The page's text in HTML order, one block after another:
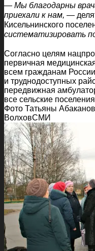
— Мы благодарны
приехали к нам, —
Кисельнинского
систематизировать
Согласно целям
первичная
всем гражданам
и труднодоступных
передвижная
все сельские
Фото Татьяны
ВолховСМИ